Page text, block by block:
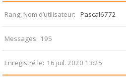
Rang, Nom d’utilisateur Pascal6772
Messages 195
Enregistré le 16 juil. 2020 13:25